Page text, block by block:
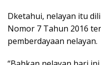
Dketahui, nelayan itu
Nomor 7 Tahun 2016
pemberdayaan nelayan.